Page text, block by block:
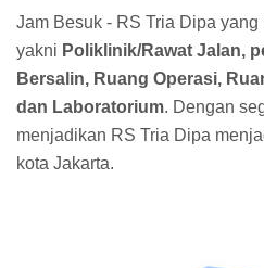
Jam Besuk - RS Tria Dipa
yakni Poliklinik/Rawat Jalan,
Bersalin, Ruang Operasi,
dan Laboratorium. Dengan
menjadikan RS Tria Dipa
kota Jakarta.